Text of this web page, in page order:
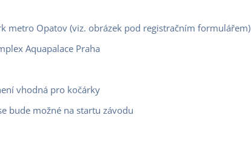
metro Opatov (viz. obrázek pod registračním formulářem)
Aquapalace Praha
vhodná pro kočárky
bude možné na startu závodu